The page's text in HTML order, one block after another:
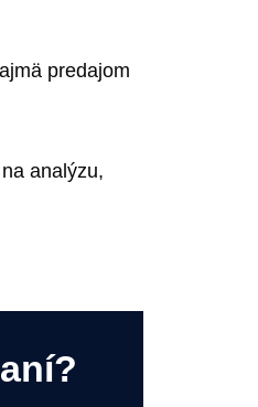
predajom
analýzu,